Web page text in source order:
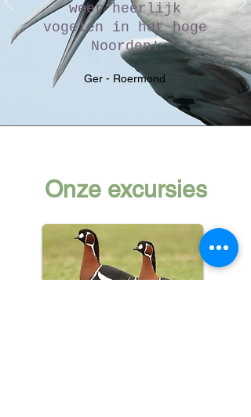
weer heerlijk
vogelen in het hoge
Noorden!
Ger - Roermond
Onze excursies